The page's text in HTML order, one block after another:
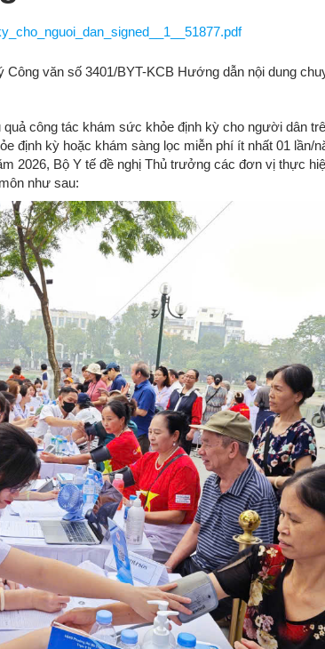
thực hành
Dinh dưỡng
Hội nhập
Hội nghị quản lý
bệnh viện Châu Á
Du lịch Y tế
Chương trình chăm
sóc sức khỏe
Vì lá phổi
khỏe Việt Nam
Đái tháo
đường
Phòng chống
đột quỵ
Phòng chống
kháng thuốc
văn số 3401/BYT-KCB Hướng dẫn nội dung
công tác khám sức khỏe định kỳ cho người dân
định kỳ hoặc khám sàng lọc miễn phí ít nhất 01 lần/
2026, Bộ Y tế đề nghị Thủ trưởng các đơn vị thực
như sau: